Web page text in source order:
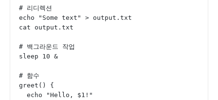
# 리디렉션
echo "Some text" > output.txt
cat output.txt
# 백그라운드 작업
sleep 10 &
# 함수
greet() {
  echo "Hello, $1!"